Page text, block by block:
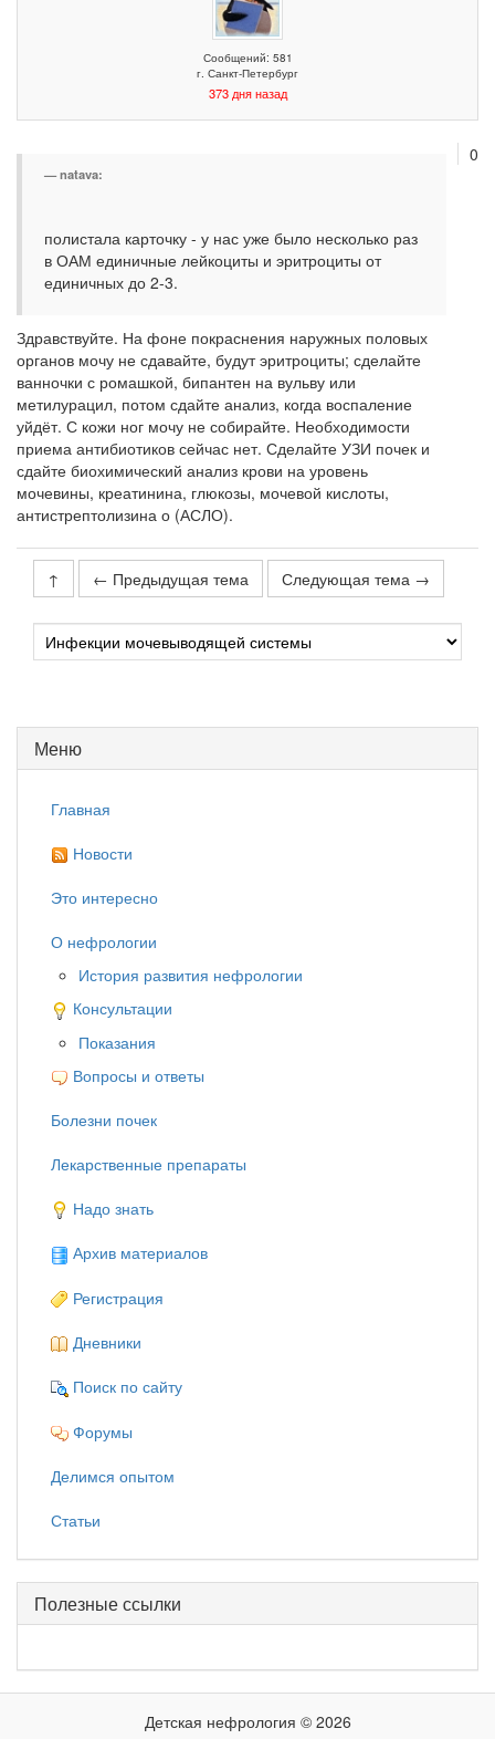
Сообщений: 581
г. Санкт-Петербург
373 дня назад
0
natava:
полистала карточку - у нас уже было несколько раз
в ОАМ единичные лейкоциты и эритроциты от
единичных до 2-3.
Здравствуйте. На фоне покраснения наружных половых
органов мочу не сдавайте, будут эритроциты; сделайте
ванночки с ромашкой, бипантен на вульву или
метилурацил, потом сдайте анализ, когда воспаление
уйдёт. С кожи ног мочу не собирайте. Необходимости
приема антибиотиков сейчас нет. Сделайте УЗИ почек и
сдайте биохимический анализ крови на уровень
мочевины, креатинина, глюкозы, мочевой кислоты,
антистрептолизина о (АСЛО).
↑ ← Предыдущая тема Следующая тема →
Меню
Главная
Новости
Это интересно
О нефрологии
История развития нефрологии
Консультации
Показания
Вопросы и ответы
Болезни почек
Лекарственные препараты
Надо знать
Архив материалов
Регистрация
Дневники
Поиск по сайту
Форумы
Делимся опытом
Статьи
Полезные ссылки
Детская нефрология © 2026